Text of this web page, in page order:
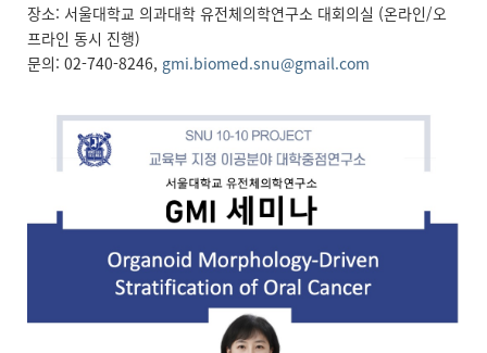
장소: 서울대학교 의과대학 유전체의학연구소 대회의실 (온라인/오
프라인 동시 진행)
문의: 02-740-8246, gmi.biomed.snu@gmail.com